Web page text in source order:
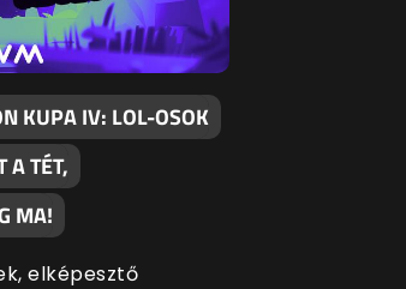
KUPA IV: LOL-OSOK
A TÉT,
MA!
elképesztő